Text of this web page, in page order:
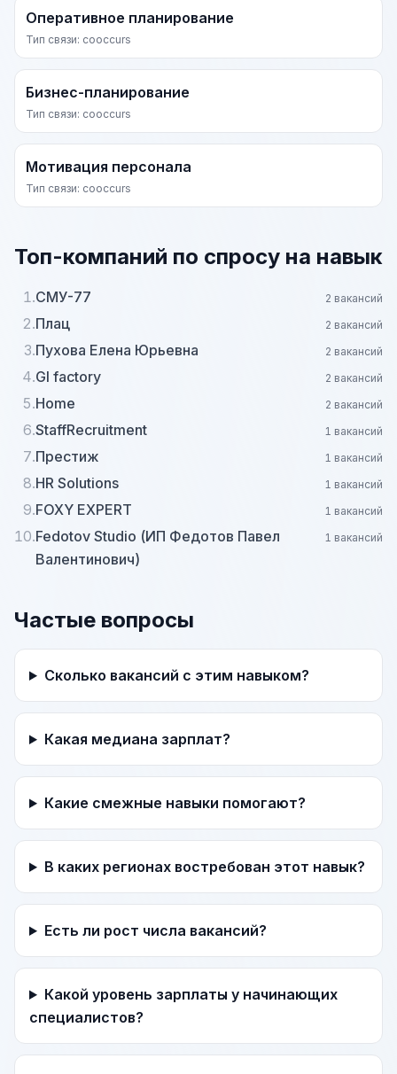
Оперативное планирование
Тип связи: cooccurs
Бизнес-планирование
Тип связи: cooccurs
Мотивация персонала
Тип связи: cooccurs
Топ-компаний по спросу на навык
1.СМУ-77 2 вакансий
2.Плац 2 вакансий
3.Пухова Елена Юрьевна 2 вакансий
4.Gl factory 2 вакансий
5.Home 2 вакансий
6.StaffRecruitment 1 вакансий
7.Престиж 1 вакансий
8.HR Solutions 1 вакансий
9.FOXY EXPERT 1 вакансий
10.Fedotov Studio (ИП Федотов Павел
Валентинович)
1 вакансий
Частые вопросы
Сколько вакансий с этим навыком?
Какая медиана зарплат?
Какие смежные навыки помогают?
В каких регионах востребован этот навык?
Есть ли рост числа вакансий?
Какой уровень зарплаты у начинающих
специалистов?